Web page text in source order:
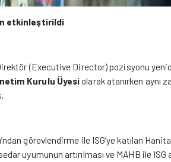
etkinleştirildi
(Executive Director) pozisyonu
Kurulu Üyesiolarak atanırken aynı
görevlendirme ile ISG’ye katılan
uyumunun artırılması ve MAHB ile